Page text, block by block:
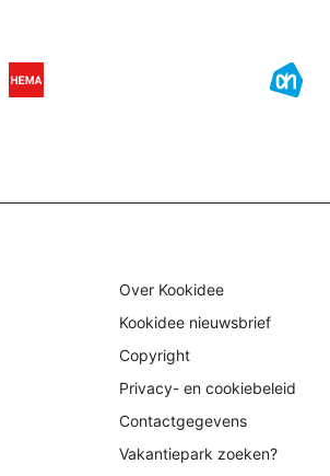
Over Kookidee
Kookidee nieuwsbrief
Copyright
Privacy- en cookiebeleid
Contactgegevens
Vakantiepark zoeken?